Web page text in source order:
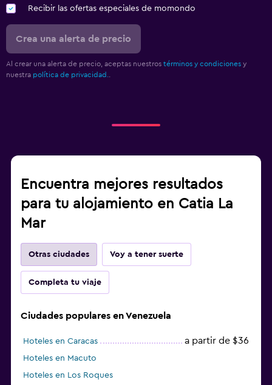
Recibir las ofertas especiales de momondo
Crea una alerta de precio
Al crear una alerta de precio, aceptas nuestros términos y condiciones y
nuestra política de privacidad.
Encuentra mejores resultados
para tu alojamiento en Catia La
Mar
Otras ciudades Voy a tener suerte
Completa tu viaje
Ciudades populares en Venezuela
Hoteles en Caracas a partir de $36
Hoteles en Macuto
Hoteles en Los Roques